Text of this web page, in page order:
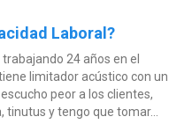
Laboral?
24 años en el
limitador acústico con un
peor a los clientes,
y tengo que tomar...